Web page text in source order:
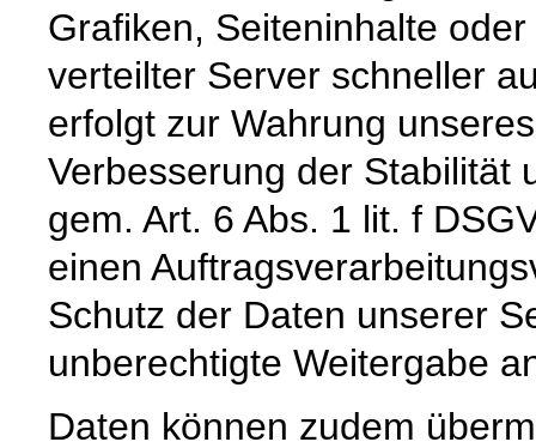
Grafiken, Seiteninhalte
verteilter Server schneller
erfolgt zur Wahrung
Verbesserung der Stabilität
gem. Art. 6 Abs. 1 lit. f
einen
Schutz der Daten unserer
unberechtigte Weitergabe
Daten können zudem